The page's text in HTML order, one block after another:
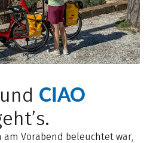
CIAO
am Vorabend beleuchtet war,